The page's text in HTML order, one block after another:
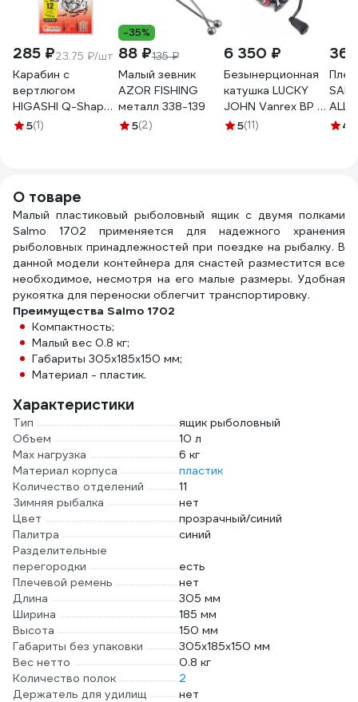
285 ₽23.75 ₽/шт
Карабин с
вертлюгом
HIGASHI Q-Shaped
Snap, #12
5(1)
-35%
88 ₽135 ₽
Малый зевник
AZOR FISHING
металл 338-139
5(2)
6 350 ₽
Безынерционная
катушка LUCKY
JOHN Vanrex BP 7
3000FD LJ-1130FD
5(11)
ALL
4
О товаре
Малый пластиковый рыболовный ящик с двумя полками
Salmo 1702 применяется для надежного хранения
рыболовных принадлежностей при поездке на рыбалку. В
данной модели контейнера для снастей разместится все
необходимое, несмотря на его малые размеры. Удобная
рукоятка для переноски облегчит транспортировку.
Преимущества Salmo 1702
Компактность;
Малый вес 0.8 кг;
Габариты 305x185x150 мм;
Материал - пластик.
Характеристики
Тип
ящик рыболовный
Объем
10 л
Max нагрузка
6 кг
Материал корпуса
пластик
Количество отделений
11
Зимняя рыбалка
нет
Цвет
прозрачный/синий
Палитра
синий
Разделительные
перегородки
есть
Плечевой ремень
нет
Длина
305 мм
Ширина
185 мм
Высота
150 мм
Габариты без упаковки
305x185x150 мм
Вес нетто
0.8 кг
Количество полок
2
Держатель для удилищ
нет